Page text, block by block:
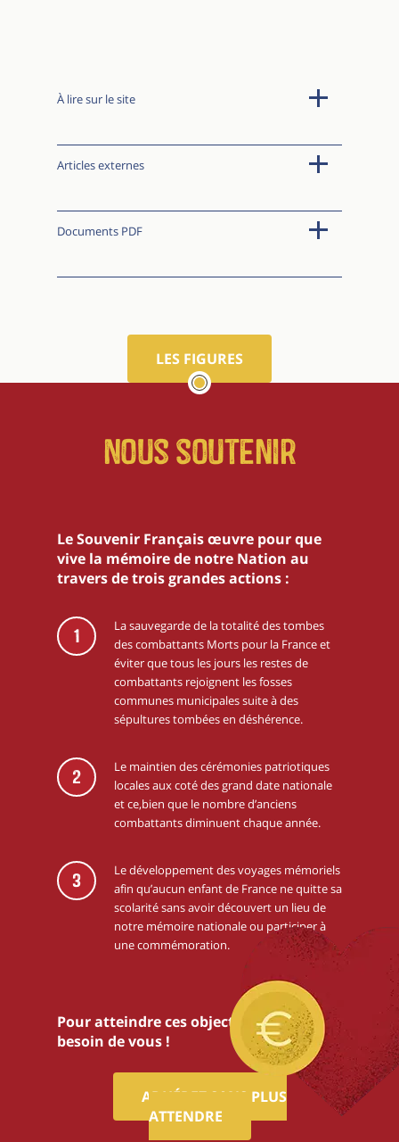
À lire sur le site
Articles externes
Documents PDF
LES FIGURES
Nous soutenir
Le Souvenir Français œuvre pour que
vive la mémoire de notre Nation au
travers de trois grandes actions :
1
La sauvegarde de la totalité des tombes
des combattants Morts pour la France et
éviter que tous les jours les restes de
combattants rejoignent les fosses
communes municipales suite à des
sépultures tombées en déshérence.
2
Le maintien des cérémonies patriotiques
locales aux coté des grand date nationale
et ce,bien que le nombre d’anciens
combattants diminuent chaque année.
3
Le développement des voyages mémoriels
afin qu’aucun enfant de France ne quitte sa
scolarité sans avoir découvert un lieu de
notre mémoire nationale ou participer à
une commémoration.
Pour atteindre ces objectifs,nous avons
besoin de vous !
ADHÉREZ SANS PLUS
ATTENDRE